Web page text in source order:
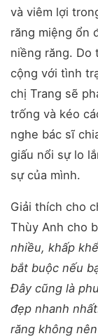
và viêm lợi
răng miệng ổn
niềng răng. Do
cộng với tình
chị Trang sẽ
trống và kéo
nghe bác sĩ
giấu nổi sự lo
sự của mình.
Giải thích cho
Thùy Anh cho
nhiều, khấp
bắt buộc nếu
Đây cũng là
đẹp nhanh
răng không